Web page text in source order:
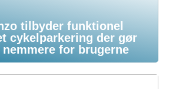
tilbyder funktionel
cykelparkering der gør
nemmere for brugerne